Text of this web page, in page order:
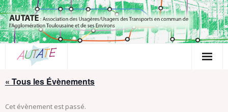
Passer
au
contenu
« Tous les Évènements
Cet évènement est passé.